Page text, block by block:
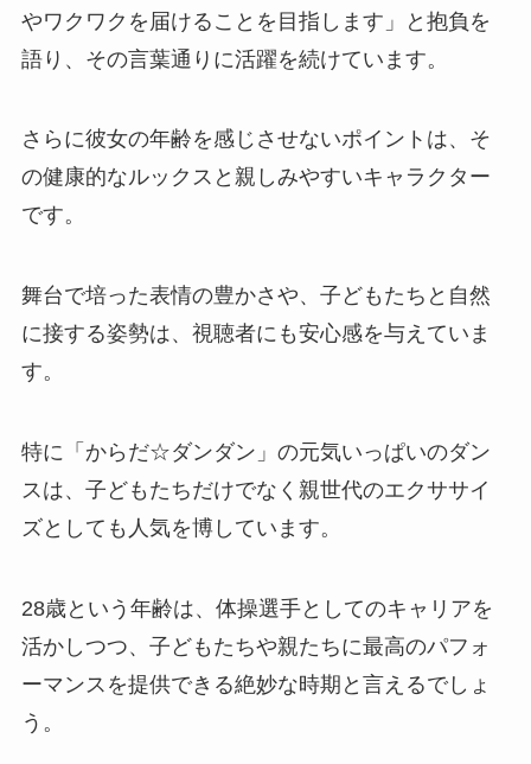
やワクワクを届けることを目指します」と抱負を
語り、その言葉通りに活躍を続けています。
さらに彼女の年齢を感じさせないポイントは、そ
の健康的なルックスと親しみやすいキャラクター
です。
舞台で培った表情の豊かさや、子どもたちと自然
に接する姿勢は、視聴者にも安心感を与えていま
す。
特に「からだ☆ダンダン」の元気いっぱいのダン
スは、子どもたちだけでなく親世代のエクササイ
ズとしても人気を博しています。
28歳という年齢は、体操選手としてのキャリアを
活かしつつ、子どもたちや親たちに最高のパフォ
ーマンスを提供できる絶妙な時期と言えるでしょ
う。